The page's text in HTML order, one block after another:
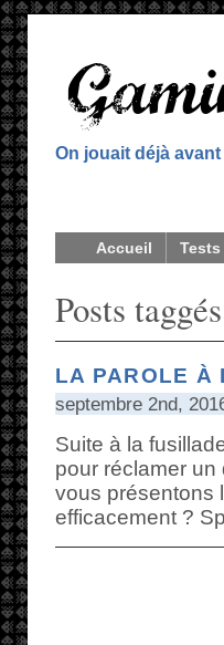
On jouait déjà
Accueil Tests
Posts
LA PAROLE À
septembre 2nd,
Suite à la
pour réclamer
vous présentons
efficacement ?